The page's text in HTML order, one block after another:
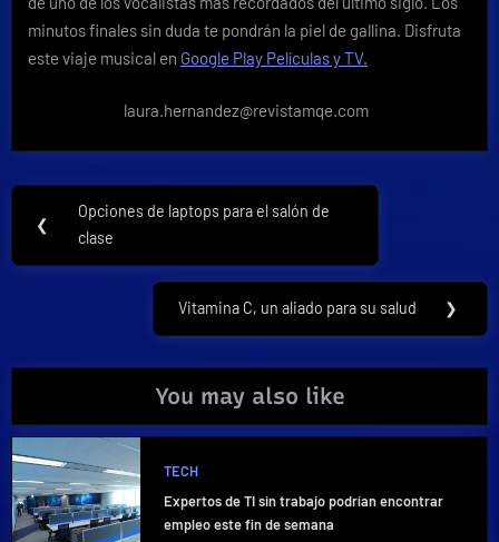
minutos finales sin duda te pondrán la piel de gallina. Disfruta
este viaje musical en Google Play Películas y TV.
laura.hernandez@revistamqe.com
Navegación
de
❮
Previous
Post:
Opciones de laptops para el salón de
clase
Next
Vitamina C, un aliado para su salud ❯
You may also like
TECH
Expertos de TI sin trabajo podrían encontrar
empleo este fin de semana